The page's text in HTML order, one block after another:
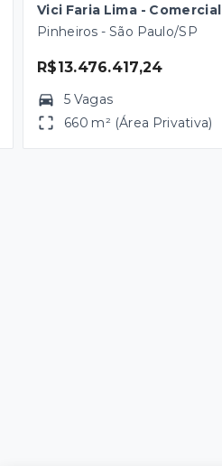
Vici Faria Lima - Comercial
Pinheiros - São Paulo/SP
R$13.476.417,24
5 Vagas
660 m² (Área Privativa)